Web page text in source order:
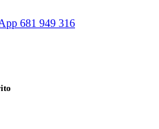
681 949 316